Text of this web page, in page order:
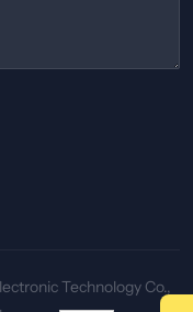
Technology Co.,